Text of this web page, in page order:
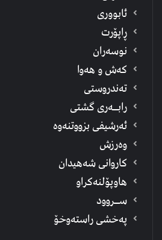
ئابووری
ڕاپۆرت
نوسەران
كەش و هەوا
تەندروستی
رابــه‌ری گشتی
ئەرشیفى بزووتنەوە
وەرزش
كاروانی شەهیدان
هاوپۆلنەكراو
ســروود
په‌خشی راسته‌وخۆ